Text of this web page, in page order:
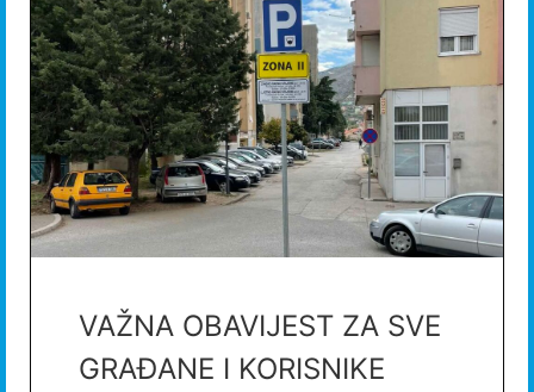
VAŽNA OBAVIJEST ZA SVE
GRAĐANE I KORISNIKE